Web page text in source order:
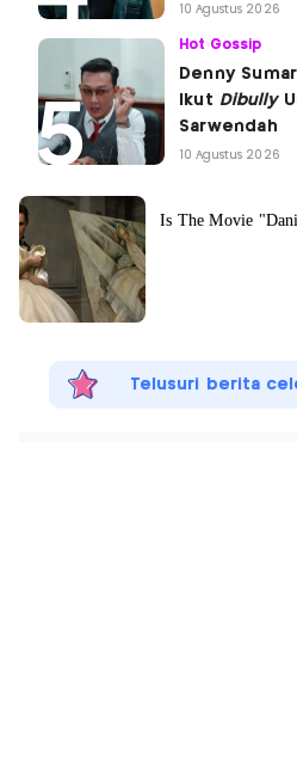
10 Agustus 2026
Hot Gossip
Denny
Ikut Dibully
Sarwendah
10 Agustus 2026
Telusuri berita